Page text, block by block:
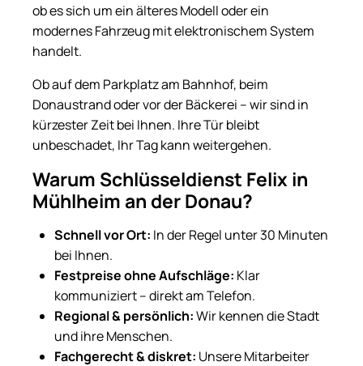
ob es sich um ein älteres Modell oder ein
modernes Fahrzeug mit elektronischem System
handelt.
Ob auf dem Parkplatz am Bahnhof, beim
Donaustrand oder vor der Bäckerei – wir sind in
kürzester Zeit bei Ihnen. Ihre Tür bleibt
unbeschadet, Ihr Tag kann weitergehen.
Warum Schlüsseldienst Felix in
Mühlheim an der Donau?
Schnell vor Ort: In der Regel unter 30 Minuten
bei Ihnen.
Festpreise ohne Aufschläge: Klar
kommuniziert – direkt am Telefon.
Regional & persönlich:Wir kennen die Stadt
und ihre Menschen.
Fachgerecht & diskret: Unsere Mitarbeiter